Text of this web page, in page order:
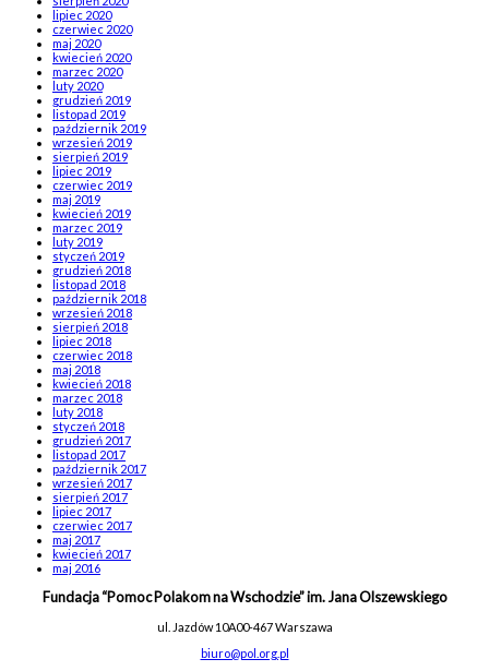
lipiec 2020
czerwiec 2020
maj 2020
kwiecień 2020
marzec 2020
luty 2020
grudzień 2019
listopad 2019
październik 2019
wrzesień 2019
sierpień 2019
lipiec 2019
czerwiec 2019
maj 2019
kwiecień 2019
marzec 2019
luty 2019
styczeń 2019
grudzień 2018
listopad 2018
październik 2018
wrzesień 2018
sierpień 2018
lipiec 2018
czerwiec 2018
maj 2018
kwiecień 2018
marzec 2018
luty 2018
styczeń 2018
grudzień 2017
listopad 2017
październik 2017
wrzesień 2017
sierpień 2017
lipiec 2017
czerwiec 2017
maj 2017
kwiecień 2017
maj 2016
Fundacja “Pomoc Polakom na Wschodzie” im. Jana Olszewskiego
ul. Jazdów 10A00-467 Warszawa
biuro@pol.org.pl